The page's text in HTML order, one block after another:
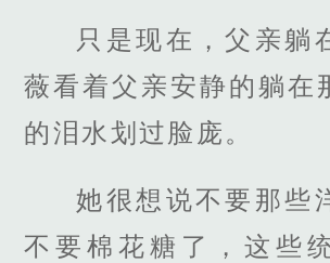
只是现在，父亲躺
薇看着父亲安静的躺在
的泪水划过脸庞。
她很想说不要那些
不要棉花糖了，这些